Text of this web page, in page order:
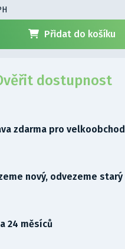
Přidat do košíku
dostupnost
zdarma pro velkoobchod
nový, odvezeme starý
24 měsíců